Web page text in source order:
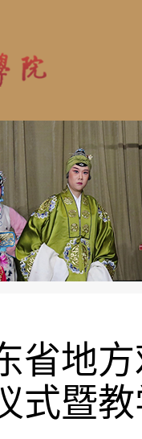
省地
式暨